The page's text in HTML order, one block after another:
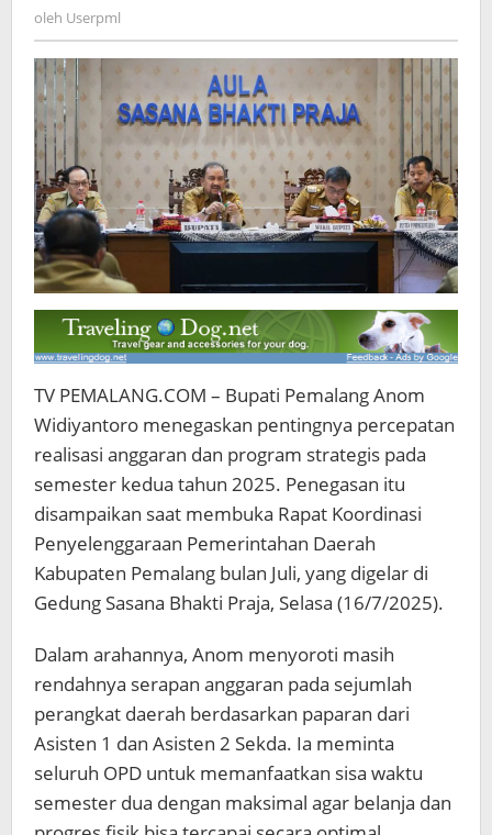
oleh Userpml
TV PEMALANG.COM – Bupati Pemalang Anom
Widiyantoro menegaskan pentingnya percepatan
realisasi anggaran dan program strategis pada
semester kedua tahun 2025. Penegasan itu
disampaikan saat membuka Rapat Koordinasi
Penyelenggaraan Pemerintahan Daerah
Kabupaten Pemalang bulan Juli, yang digelar di
Gedung Sasana Bhakti Praja, Selasa (16/7/2025).
Dalam arahannya, Anom menyoroti masih
rendahnya serapan anggaran pada sejumlah
perangkat daerah berdasarkan paparan dari
Asisten 1 dan Asisten 2 Sekda. Ia meminta
seluruh OPD untuk memanfaatkan sisa waktu
semester dua dengan maksimal agar belanja dan